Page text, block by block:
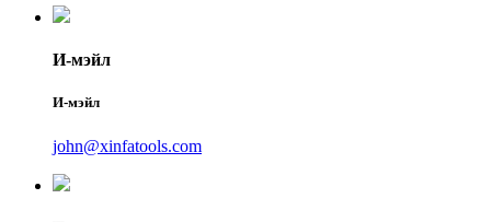
И-мэйл
И-мэйл
john@xinfatools.com